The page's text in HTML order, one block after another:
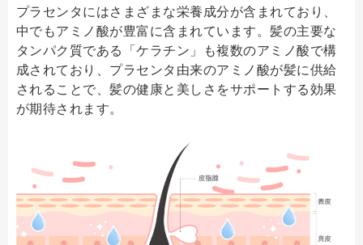
プラセンタにはさまざまな栄養成分が含まれており、
中でもアミノ酸が豊富に含まれています。髪の主要な
タンパク質である「ケラチン」も複数のアミノ酸で構
成されており、プラセンタ由来のアミノ酸が髪に供給
されることで、髪の健康と美しさをサポートする効果
が期待されます。